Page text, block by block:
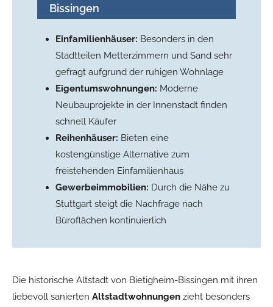
Bissingen
Einfamilienhäuser: Besonders in den
Stadtteilen Metterzimmern und Sand sehr
gefragt aufgrund der ruhigen Wohnlage
Eigentumswohnungen: Moderne
Neubauprojekte in der Innenstadt finden
schnell Käufer
Reihenhäuser: Bieten eine
kostengünstige Alternative zum
freistehenden Einfamilienhaus
Gewerbeimmobilien: Durch die Nähe zu
Stuttgart steigt die Nachfrage nach
Büroflächen kontinuierlich
Die historische Altstadt von Bietigheim-Bissingen mit ihren
liebevoll sanierten Altstadtwohnungen zieht besonders